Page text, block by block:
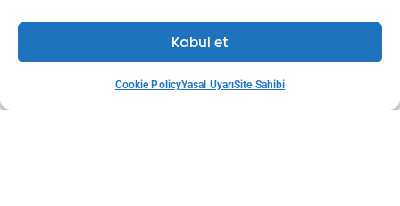
Kabul et
Cookie PolicyYasal UyarıSite Sahibi